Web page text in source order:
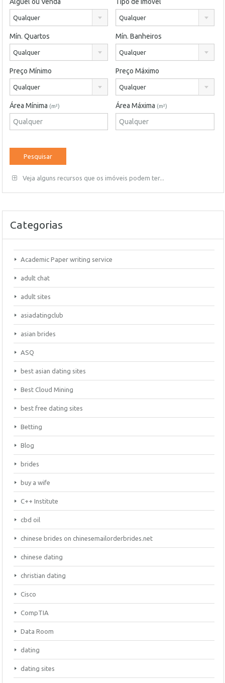
Qualquer Qualquer
Mín. Quartos
Qualquer
Mín. Banheiros
Qualquer
Preço Mínimo
Qualquer
Preço Máximo
Qualquer
Área Mínima (m²) Área Máxima (m²)
Veja alguns recursos que os imóveis podem ter...
Categorias
Academic Paper writing service
adult chat
adult sites
asiadatingclub
asian brides
ASQ
best asian dating sites
Best Cloud Mining
best free dating sites
Betting
Blog
brides
buy a wife
C++ Institute
cbd oil
chinese brides on chinesemailorderbrides.net
chinese dating
christian dating
Cisco
CompTIA
Data Room
dating
dating sites